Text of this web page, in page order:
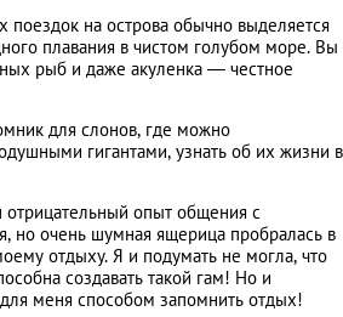
на острова обычно выделяется
плавания в чистом голубом море. Вы
рыб и даже акуленка — честное
для слонов, где можно
гигантами, узнать об их жизни в
опыт общения с
но очень шумная ящерица пробралась в
отдыху. Я и подумать не могла, что
создавать такой гам! Но и
для меня способом запомнить отдых!